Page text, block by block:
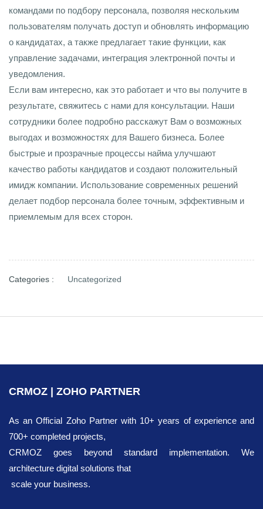
командами по подбору персонала, позволяя нескольким
пользователям получать доступ и обновлять информацию
о кандидатах, а также предлагает такие функции, как
управление задачами, интеграция электронной почты и
уведомления.
Если вам интересно, как это работает и что вы получите в
результате, свяжитесь с нами для консультации. Наши
сотрудники более подробно расскажут Вам о возможных
выгодах и возможностях для Вашего бизнеса. Более
быстрые и прозрачные процессы найма улучшают
качество работы кандидатов и создают положительный
имидж компании. Использование современных решений
делает подбор персонала более точным, эффективным и
приемлемым для всех сторон.
Categories : Uncategorized
CRMOZ | ZOHO PARTNER
As an Official Zoho Partner with 10+ years of experience and
700+ completed projects,
CRMOZ goes beyond standard implementation. We
architecture digital solutions that
scale your business.